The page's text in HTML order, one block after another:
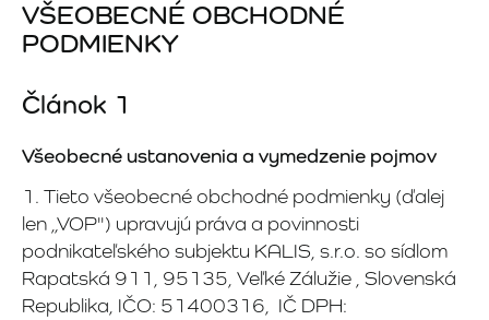
VŠEOBECNÉ OBCHODNÉ
PODMIENKY
Článok 1
Všeobecné ustanovenia a vymedzenie pojmov
1. Tieto všeobecné obchodné podmienky (ďalej
len „VOP") upravujú práva a povinnosti
podnikateľského subjektu KALIS, s.r.o. so sídlom
Rapatská 911, 95135, Veľké Zálužie , Slovenská
Republika, IČO: 51400316, IČ DPH: